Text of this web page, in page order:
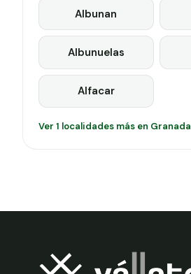
Albunan
Albunuelas
Alfacar
Ver 1 localidades más en Granada